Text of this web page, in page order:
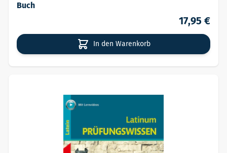
Buch
17,95 €
In den Warenkorb